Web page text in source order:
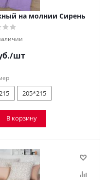
на молнии Сирень
/шт
205*215
В корзину